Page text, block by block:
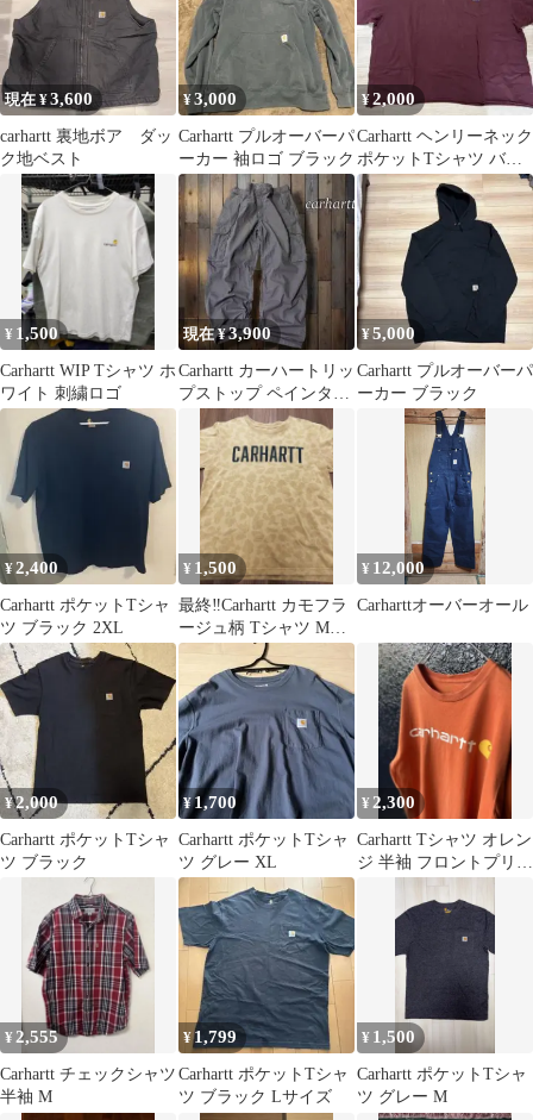
現在 ¥3,600
carhartt 裏地ボア ダッ
ク地ベスト
¥3,000
Carhartt プルオーバーパ
ーカー 袖ロゴ ブラック
¥2,000
Carhartt ヘンリーネック
ポケットTシャツ バー
ガンディ 2XL
¥ 1,500
Carhartt WIP Tシャツ ホ
ワイト 刺繍ロゴ
現在 ¥3,900
Carhartt カーハートリッ
プストップ ペインター
カーゴワークパンツ
¥5,000
Carhartt プルオーバーパ
ーカー ブラック
¥2,400
Carhartt ポケットTシャ
ツ ブラック 2XL
¥ 1,500
最終‼️Carhartt カモフラ
ージュ柄 Tシャツ Mサ
イズ
¥ 12,000
Carharttオーバーオール
¥2,000
Carhartt ポケットTシャ
ツ ブラック
¥1,700
Carhartt ポケットTシャ
ツ グレー XL
¥ 2,300
Carhartt Tシャツ オレン
ジ 半袖 フロントプリン
ト メキシコ製
¥2,555
Carhartt チェックシャツ
半袖 M
¥1,799
Carhartt ポケットTシャ
ツ ブラック Lサイズ
¥ 1,500
Carhartt ポケットTシャ
ツ グレー M